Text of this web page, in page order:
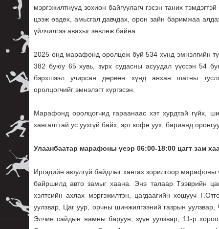
мэргэжилтнүүд зохион байгуулагч гэсэн таних
цээж өвдөх, амьсгал давчдах, орон зайн баримжаа
үйлчилгээ авахыг зөвлөж байна.
2025 онд марафонд оролцож буй 534 хүнд эмнэлгийн
382 буюу 65 хувь, зүрх судасны асуудал үүссэн 54
бэрхшээл учирсан дөрвөн хүнд анхан шатны
оролцогчийг эмнэлэгт хүргэсэн.
Марафонд оролцогчид гараанаас хэт хурдтай гүйх,
хангалттай ус уухгүй байх, эрт кофе уух, барианд
Улаанбаатар марафоны үеэр 06:00-18:00 цагт зам
Иргэдийн аюулгүй байдлыг хангах зорилгоор
байршилд авто замыг хаана. Энэ талаар Тээврийн
хэлтсийн ахлах мэргэжилтэн, цагдаагийн хошууч
уулзвар, Цаг уур, орчны шинжилгээний газрын
Элчин сайдын яамны баруун, зүүн уулзвар, 11-р